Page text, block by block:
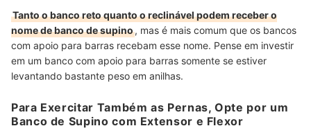
Tanto o banco reto quanto o reclinável podem receber o
nome de banco de supino, mas é mais comum que os bancos
com apoio para barras recebam esse nome. Pense em investir
em um banco com apoio para barras somente se estiver
levantando bastante peso em anilhas.
Para Exercitar Também as Pernas, Opte por um
Banco de Supino com Extensor e Flexor